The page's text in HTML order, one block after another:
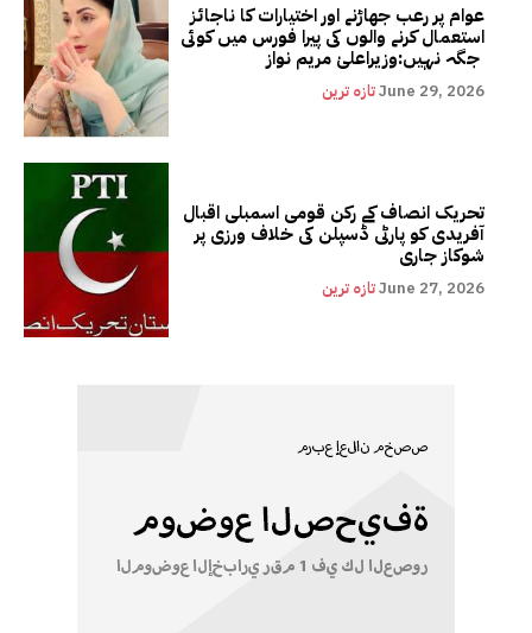
عوام پر رعب جھاڑنے اور اختیارات کا ناجائز
استعمال کرنے والوں کی پیرا فورس میں کوئی
تازہ ترینJune 29, 2026
تحریک انصاف کے رکن قومی اسمبلی اقبال
آفریدی کو پارٹی ڈسپلن کی خلاف ورزی پر
شوکاز جاری
تازہ ترینJune 27, 2026